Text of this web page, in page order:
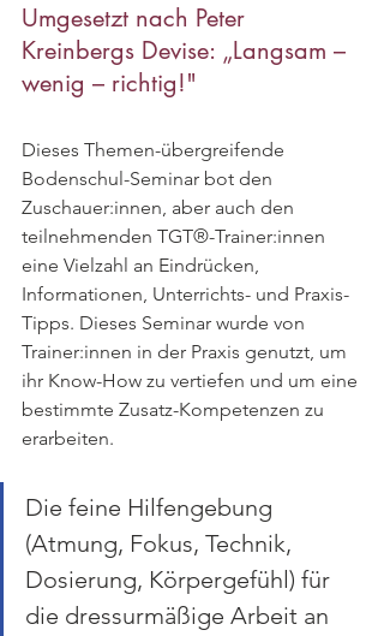
Umgesetzt nach Peter
Kreinbergs Devise: „Langsam –
wenig – richtig!"
Dieses Themen-übergreifende
Bodenschul-Seminar bot den
Zuschauer:innen, aber auch den
teilnehmenden TGT®-Trainer:innen
eine Vielzahl an Eindrücken,
Informationen, Unterrichts- und Praxis-
Tipps. Dieses Seminar wurde von
Trainer:innen in der Praxis genutzt, um
ihr Know-How zu vertiefen und um eine
bestimmte Zusatz-Kompetenzen zu
erarbeiten.
Die feine Hilfengebung
(Atmung, Fokus, Technik,
Dosierung, Körpergefühl) für
die dressurmäßige Arbeit an